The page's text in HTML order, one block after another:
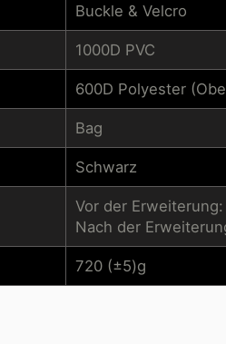
Buckle & Velcro
1000D PVC
600D Polyester
Bag
Schwarz
Vor der
Nach der
720 (±5)g